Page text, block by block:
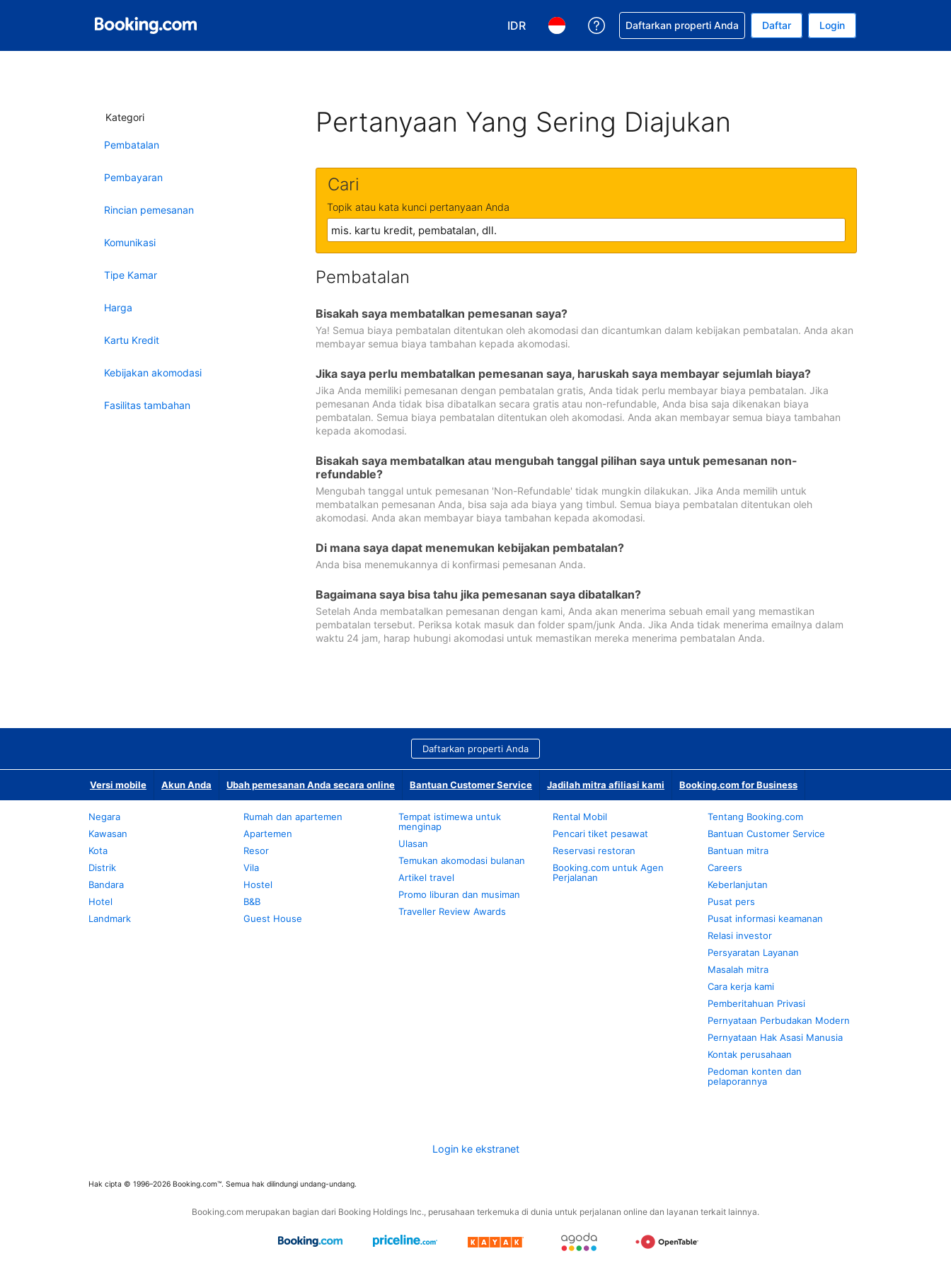
IDR
Pilih mata uang Anda. Mata uang Anda saat ini adalah Rupiah Indonesia
Pilih bahasa Anda. Bahasa Anda saat ini adalah Bahasa Indonesia
Dapatkan bantuan untuk pemesanan Anda
Daftarkan properti Anda Daftar Login
Kategori
Pembatalan
Pembayaran
Rincian pemesanan
Komunikasi
Tipe Kamar
Harga
Kartu Kredit
Kebijakan akomodasi
Fasilitas tambahan
Pertanyaan Yang Sering Diajukan
Cari
Topik atau kata kunci pertanyaan Anda
Pembatalan
Bisakah saya membatalkan pemesanan saya?
Ya! Semua biaya pembatalan ditentukan oleh akomodasi dan dicantumkan dalam kebijakan pembatalan. Anda akan
membayar semua biaya tambahan kepada akomodasi.
Jika saya perlu membatalkan pemesanan saya, haruskah saya membayar sejumlah biaya?
Jika Anda memiliki pemesanan dengan pembatalan gratis, Anda tidak perlu membayar biaya pembatalan. Jika
pemesanan Anda tidak bisa dibatalkan secara gratis atau non-refundable, Anda bisa saja dikenakan biaya
pembatalan. Semua biaya pembatalan ditentukan oleh akomodasi. Anda akan membayar semua biaya tambahan
kepada akomodasi.
Bisakah saya membatalkan atau mengubah tanggal pilihan saya untuk pemesanan non-
refundable?
Mengubah tanggal untuk pemesanan 'Non-Refundable' tidak mungkin dilakukan. Jika Anda memilih untuk
membatalkan pemesanan Anda, bisa saja ada biaya yang timbul. Semua biaya pembatalan ditentukan oleh
akomodasi. Anda akan membayar biaya tambahan kepada akomodasi.
Di mana saya dapat menemukan kebijakan pembatalan?
Anda bisa menemukannya di konfirmasi pemesanan Anda.
Bagaimana saya bisa tahu jika pemesanan saya dibatalkan?
Setelah Anda membatalkan pemesanan dengan kami, Anda akan menerima sebuah email yang memastikan
pembatalan tersebut. Periksa kotak masuk dan folder spam/junk Anda. Jika Anda tidak menerima emailnya dalam
waktu 24 jam, harap hubungi akomodasi untuk memastikan mereka menerima pembatalan Anda.
Daftarkan properti Anda
Versi mobile Akun Anda Ubah pemesanan Anda secara online Bantuan Customer Service Jadilah mitra afiliasi kami Booking.com for Business
Negara
Kawasan
Kota
Distrik
Bandara
Hotel
Landmark
Rumah dan apartemen
Apartemen
Resor
Vila
Hostel
B&B
Guest House
Tempat istimewa untuk
menginap
Ulasan
Temukan akomodasi bulanan
Artikel travel
Promo liburan dan musiman
Traveller Review Awards
Rental Mobil
Pencari tiket pesawat
Reservasi restoran
Booking.com untuk Agen
Perjalanan
Tentang Booking.com
Bantuan Customer Service
Bantuan mitra
Careers
Keberlanjutan
Pusat pers
Pusat informasi keamanan
Relasi investor
Persyaratan Layanan
Masalah mitra
Cara kerja kami
Pemberitahuan Privasi
Pernyataan Perbudakan Modern
Pernyataan Hak Asasi Manusia
Kontak perusahaan
Pedoman konten dan
pelaporannya
Login ke ekstranet
Hak cipta © 1996–2026 Booking.com™. Semua hak dilindungi undang-undang.
Booking.com merupakan bagian dari Booking Holdings Inc., perusahaan terkemuka di dunia untuk perjalanan online dan layanan terkait lainnya.